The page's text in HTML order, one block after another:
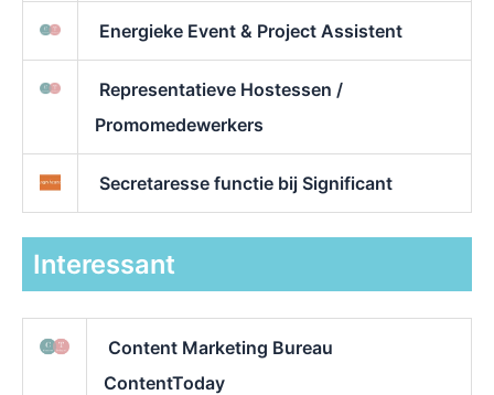
Energieke Event & Project Assistent
Representatieve Hostessen /
Promomedewerkers
Secretaresse functie bij Significant
Interessant
Content Marketing Bureau
ContentToday